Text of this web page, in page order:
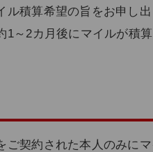
ル積算希望の旨をお申し
1～2カ月後にマイルが積
ご契約された本人のみに